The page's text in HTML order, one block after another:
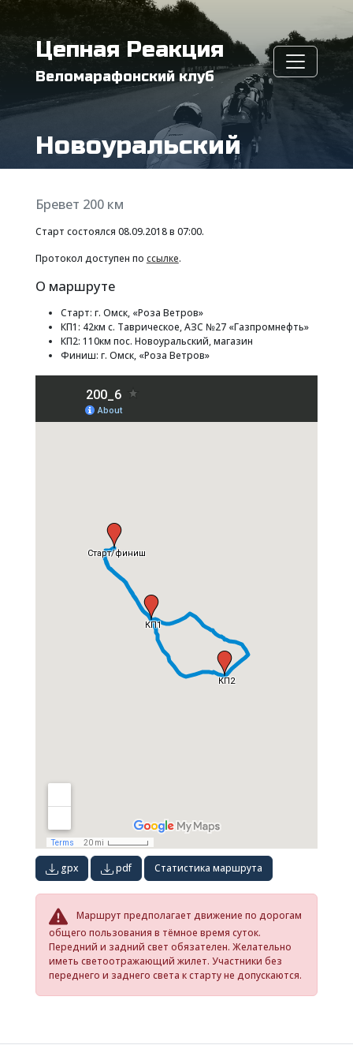
Цепная Реакция
Веломарафонский клуб
Новоуральский
Бревет 200 км
Старт состоялся 08.09.2018 в 07:00.
Протокол доступен по ссылке.
О маршруте
Старт: г. Омск, «Роза Ветров»
КП1: 42км с. Таврическое, АЗС №27 «Газпромнефть»
КП2: 110км пос. Новоуральский, магазин
Финиш: г. Омск, «Роза Ветров»
gpx pdf Статистика маршрута
Маршрут предполагает движение по дорогам
общего пользования в тёмное время суток.
Передний и задний свет обязателен. Желательно
иметь светоотражающий жилет. Участники без
переднего и заднего света к старту не допускаются.